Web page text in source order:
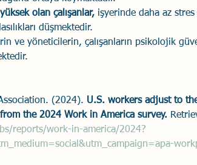
olan çalışanlar, işyerinde daha az
düşmektedir.
ve yöneticilerin, çalışanların psikolojik
(2024). U.S. workers adjust to
the 2024 Work in America survey.
reports/work-in-america/2024?